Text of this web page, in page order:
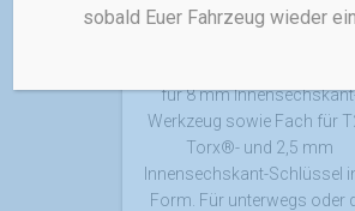
mit 11 Funktionen, die
für 8 mm
Werkzeug sowie Fach für
Torx®- und 2,5 mm
Innensechskant-Schlüssel
Form. Für unterwegs oder
sobald Euer Fahrzeug wieder